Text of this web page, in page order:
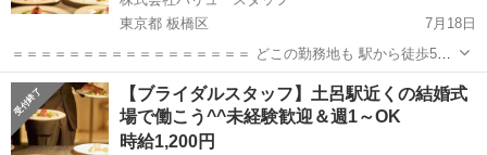
東京都 板橋区
7月18日
＝＝＝＝＝＝＝＝＝＝＝＝＝＝＝＝＝ どこの勤務地も 駅から徒歩5分
以内でアクセス抜群！ 未経験でも大歓迎です！ 先輩スタッフのフォロ
ーがあるので、 安心して勤務できます！ 週1～勤務◎ 土日祝のみの勤
務...
東京 板橋区 結婚式場 スタッフ
【ブライダルスタッフ】土呂駅近くの結婚式
場で働こう^^未経験歓迎＆週1～OK
時給1,200円